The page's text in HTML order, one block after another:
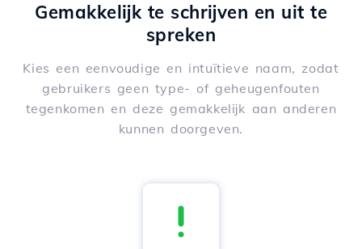
Gemakkelijk te schrijven en uit te
spreken
Kies een eenvoudige en intuïtieve naam, zodat
gebruikers geen type- of geheugenfouten
tegenkomen en deze gemakkelijk aan anderen
kunnen doorgeven.